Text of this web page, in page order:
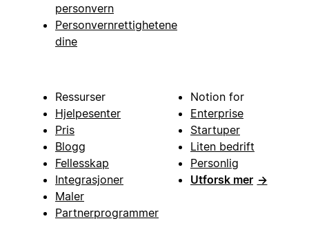
personvern
Personvernrettighetene
dine
Ressurser
Hjelpesenter
Pris
Blogg
Fellesskap
Integrasjoner
Maler
Partnerprogrammer
Notion for
Enterprise
Startuper
Liten bedrift
Personlig
Utforsk mer →